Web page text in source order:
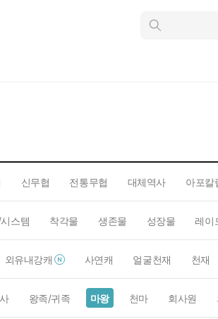
인
신무협 전통무협 대체역사 아포칼
스템 착각물 생존물 성장물 레이
외유내강캐 사연캐 얼굴천재 천재
왕족/귀족 마왕 천마 회사원